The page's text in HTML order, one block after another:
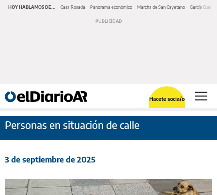
HOY HABLAMOS DE... Casa Rosada Panorama económico Marcha de San Cayetano García Cuerva
Hacete socia/o
Personas en situación de calle
3 de septiembre de 2025